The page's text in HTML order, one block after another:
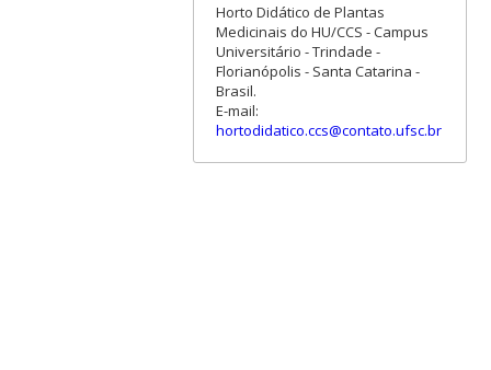
Horto Didático de Plantas
Medicinais do HU/CCS - Campus
Universitário - Trindade -
Florianópolis - Santa Catarina -
Brasil.
E-mail:
hortodidatico.ccs@contato.ufsc.br